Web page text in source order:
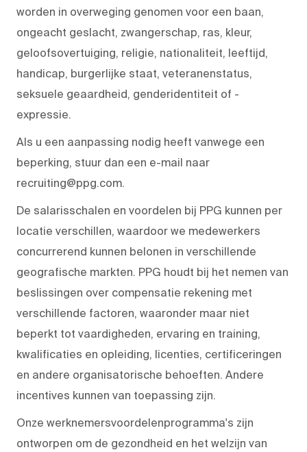
worden in overweging genomen voor een baan,
ongeacht geslacht, zwangerschap, ras, kleur,
geloofsovertuiging, religie, nationaliteit, leeftijd,
handicap, burgerlijke staat, veteranenstatus,
seksuele geaardheid, genderidentiteit of -
expressie.
Als u een aanpassing nodig heeft vanwege een
beperking, stuur dan een e-mail naar
recruiting@ppg.com.
De salarisschalen en voordelen bij PPG kunnen per
locatie verschillen, waardoor we medewerkers
concurrerend kunnen belonen in verschillende
geografische markten. PPG houdt bij het nemen van
beslissingen over compensatie rekening met
verschillende factoren, waaronder maar niet
beperkt tot vaardigheden, ervaring en training,
kwalificaties en opleiding, licenties, certificeringen
en andere organisatorische behoeften. Andere
incentives kunnen van toepassing zijn.
Onze werknemersvoordelenprogramma's zijn
ontworpen om de gezondheid en het welzijn van